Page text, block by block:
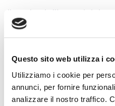
Questo sito web utilizza i
Utilizziamo i cookie per
annunci, per fornire
analizzare il nostro traffico.
Il ruolo
non è esclusivamente
all’elaborazione dei
divenuto sempre più